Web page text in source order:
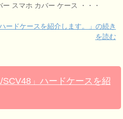
スマホ カバー ケース ・・・
ードケースを紹介します。」の続き
を読む
SCV48」ハードケースを紹